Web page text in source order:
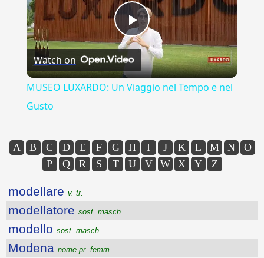
Play
Video
Watch on
MUSEO LUXARDO: Un Viaggio nel Tempo e nel
Gusto
A B C D E F G H I J K L M N
O
P
Q R S T U V W X Y Z
modellare v. tr.
modellatore sost. masch.
modello sost. masch.
Modena nome pr. femm.